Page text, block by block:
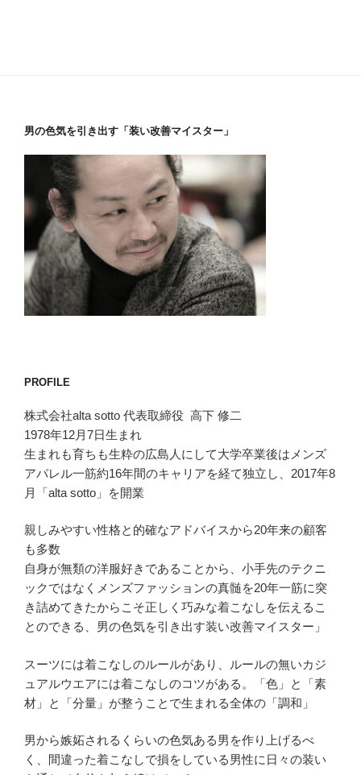
男の色気を引き出す「装い改善マイスター」
PROFILE
株式会社alta sotto 代表取締役 高下 修二
1978年12月7日生まれ
生まれも育ちも生粋の広島人にして大学卒業後はメンズ
アパレル一筋約16年間のキャリアを経て独立し、2017年8
月「alta sotto」を開業
親しみやすい性格と的確なアドバイスから20年来の顧客
も多数
自身が無類の洋服好きであることから、小手先のテクニ
ックではなくメンズファッションの真髄を20年一筋に突
き詰めてきたからこそ正しく巧みな着こなしを伝えるこ
とのできる、男の色気を引き出す装い改善マイスター」
スーツには着こなしのルールがあり、ルールの無いカジ
ュアルウエアには着こなしのコツがある。「色」と「素
材」と「分量」が整うことで生まれる全体の「調和」
男から嫉妬されるくらいの色気ある男を作り上げるべ
く、間違った着こなしで損をしている男性に日々の装い